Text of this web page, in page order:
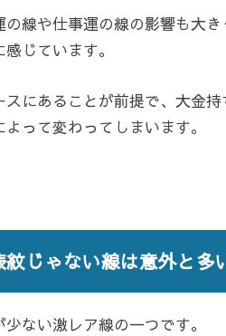
の線や仕事運の線の影響も大
じています。
スにあることが前提で、大金
って変わってしまいます。
じゃない線は意外と多
ない激レア線の一つです。